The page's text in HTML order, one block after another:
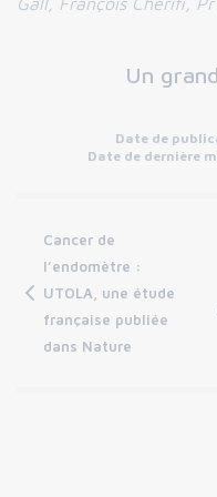
Un
Date de
Date de dernière
Cancer de
l’endomètre :
UTOLA, une étude
française publiée
dans Nature